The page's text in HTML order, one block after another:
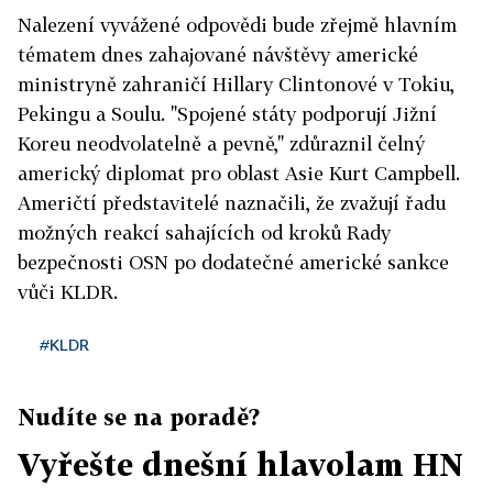
Nalezení vyvážené odpovědi bude zřejmě hlavním
tématem dnes zahajované návštěvy americké
ministryně zahraničí Hillary Clintonové v Tokiu,
Pekingu a Soulu. "Spojené státy podporují Jižní
Koreu neodvolatelně a pevně," zdůraznil čelný
americký diplomat pro oblast Asie Kurt Campbell.
Američtí představitelé naznačili, že zvažují řadu
možných reakcí sahajících od kroků Rady
bezpečnosti OSN po dodatečné americké sankce
vůči KLDR.
#KLDR
Nudíte se na poradě?
Vyřešte dnešní hlavolam HN